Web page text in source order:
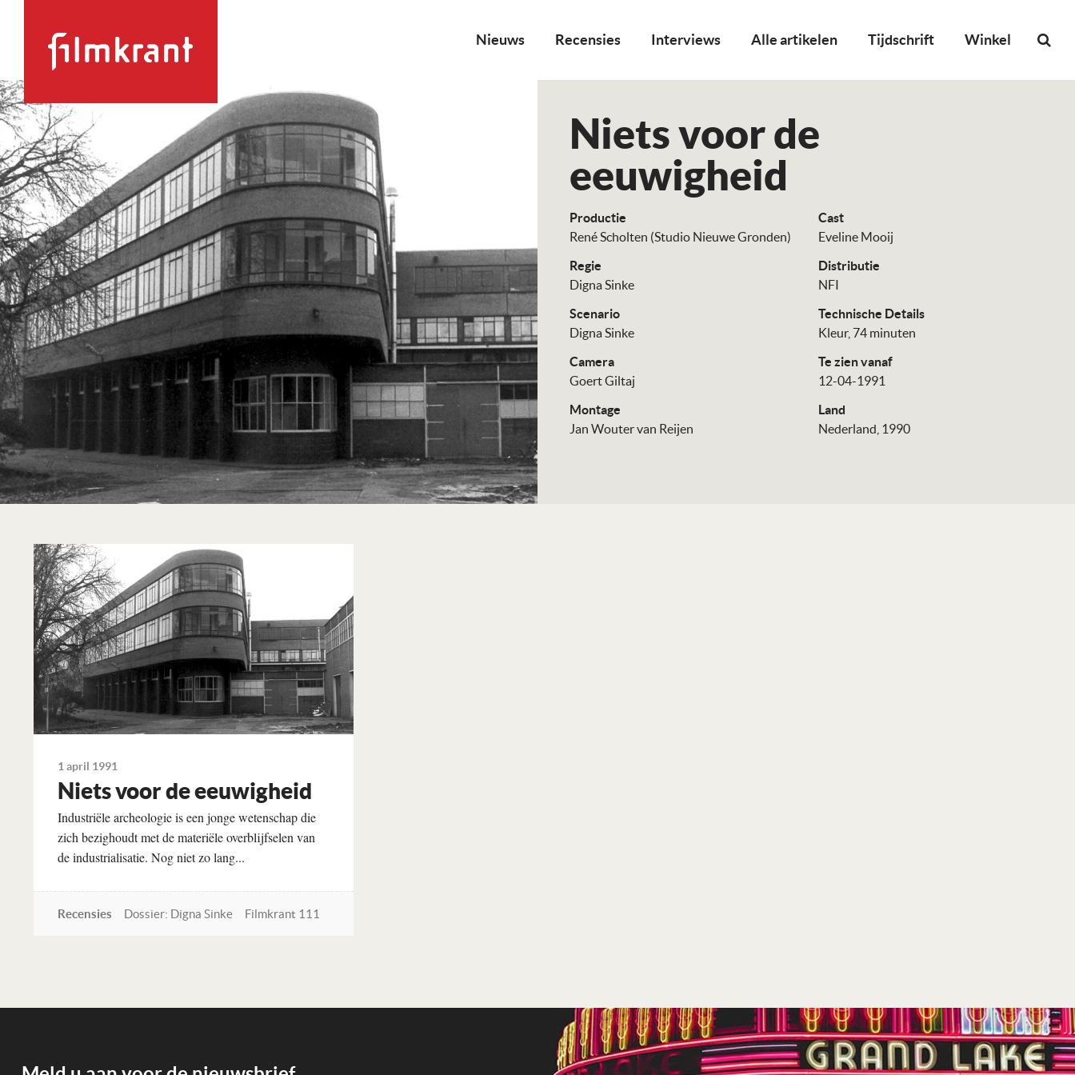
Nieuws Recensies Interviews Alle artikelen Tijdschrift Winkel
Niets voor de
eeuwigheid
Productie
René Scholten (Studio Nieuwe Gronden)
Regie
Digna Sinke
Scenario
Digna Sinke
Camera
Goert Giltaj
Montage
Jan Wouter van Reijen
Cast
Eveline Mooij
Distributie
NFI
Technische Details
Kleur, 74 minuten
Te zien vanaf
12-04-1991
Land
Nederland, 1990
1 april 1991
Niets voor de eeuwigheid
Industriële archeologie is een jonge wetenschap die
zich bezighoudt met de materiële overblijfselen van
de industrialisatie. Nog niet zo lang...
Recensies Dossier: Digna Sinke Filmkrant 111